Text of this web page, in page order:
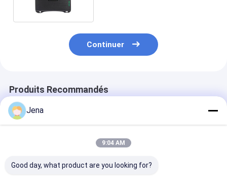
Continuer
Produits Recommandés
Jena
9:04 AM
Good day, what product are you looking for?